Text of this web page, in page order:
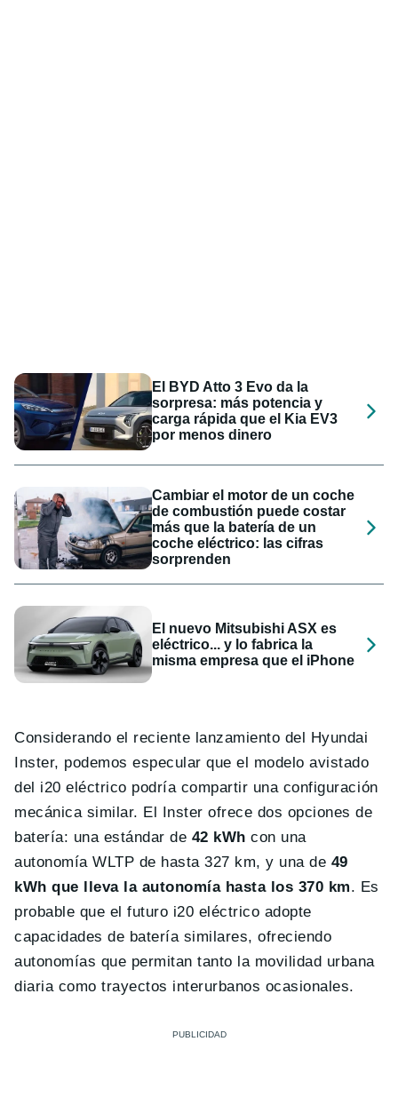
El BYD Atto 3 Evo da la
sorpresa: más potencia y
carga rápida que el Kia EV3
por menos dinero
Cambiar el motor de un coche
de combustión puede costar
más que la batería de un
coche eléctrico: las cifras
sorprenden
El nuevo Mitsubishi ASX es
eléctrico... y lo fabrica la
misma empresa que el iPhone
Considerando el reciente lanzamiento del Hyundai
Inster, podemos especular que el modelo avistado
del i20 eléctrico podría compartir una configuración
mecánica similar. El Inster ofrece dos opciones de
batería: una estándar de 42 kWh con una
autonomía WLTP de hasta 327 km, y una de 49
kWh que lleva la autonomía hasta los 370 km. Es
probable que el futuro i20 eléctrico adopte
capacidades de batería similares, ofreciendo
autonomías que permitan tanto la movilidad urbana
diaria como trayectos interurbanos ocasionales.